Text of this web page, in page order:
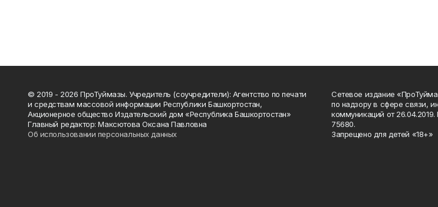
© 2019 - 2026 ПроТуймазы. Учредитель (соучредители): Агентство по печати
и средствам массовой информации Республики Башкортостан,
Акционерное общество Издательский дом «Республика Башкортостан»
Главный редактор: Максютова Оксана Павловна
Об использовании персональных данных
Сетевое издание
по надзору в сфере связи,
коммуникаций от
75680.
Запрещено для детей «18+»